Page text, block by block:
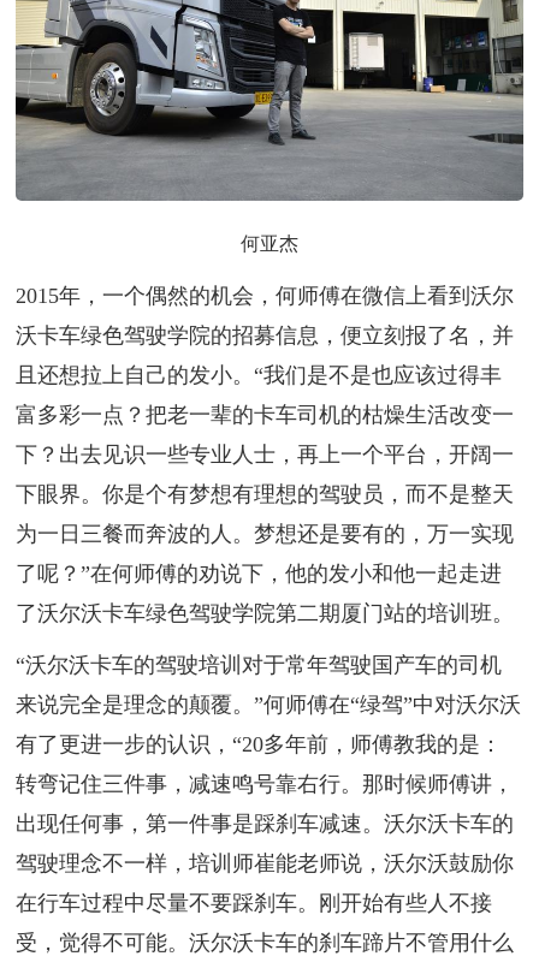
何亚杰
2015年，一个偶然的机会，何师傅在微信上看到沃尔
沃卡车绿色驾驶学院的招募信息，便立刻报了名，并
且还想拉上自己的发小。“我们是不是也应该过得丰
富多彩一点？把老一辈的卡车司机的枯燥生活改变一
下？出去见识一些专业人士，再上一个平台，开阔一
下眼界。你是个有梦想有理想的驾驶员，而不是整天
为一日三餐而奔波的人。梦想还是要有的，万一实现
了呢？”在何师傅的劝说下，他的发小和他一起走进
了沃尔沃卡车绿色驾驶学院第二期厦门站的培训班。
“沃尔沃卡车的驾驶培训对于常年驾驶国产车的司机
来说完全是理念的颠覆。”何师傅在“绿驾”中对沃尔沃
有了更进一步的认识，“20多年前，师傅教我的是：
转弯记住三件事，减速鸣号靠右行。那时候师傅讲，
出现任何事，第一件事是踩刹车减速。沃尔沃卡车的
驾驶理念不一样，培训师崔能老师说，沃尔沃鼓励你
在行车过程中尽量不要踩刹车。刚开始有些人不接
受，觉得不可能。沃尔沃卡车的刹车蹄片不管用什么